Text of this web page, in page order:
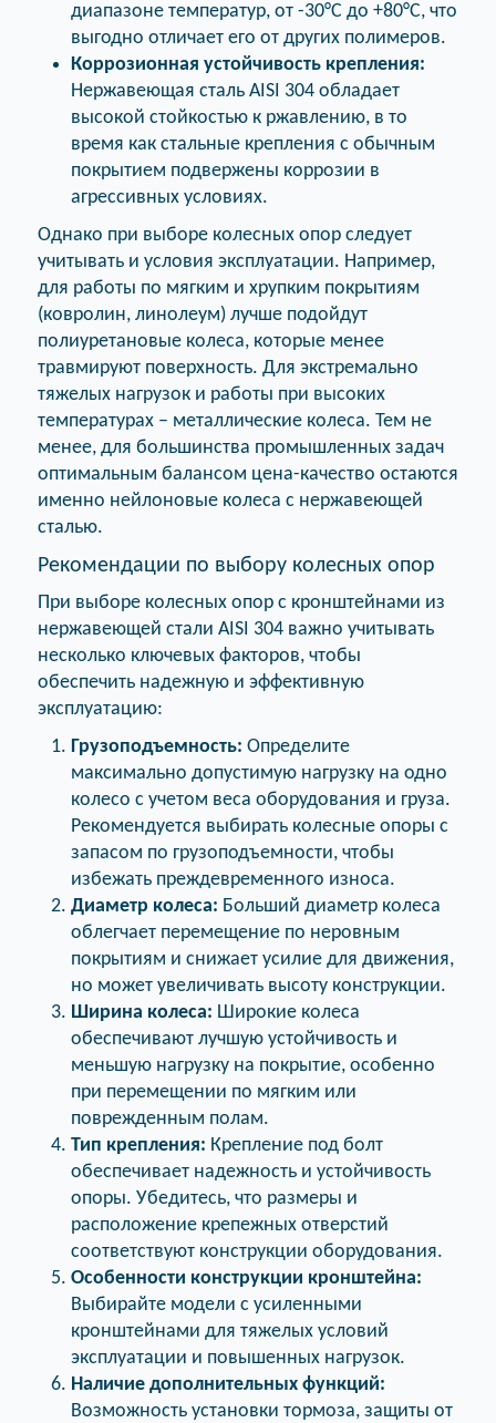
диапазоне температур, от -30°C до +80°C, что
выгодно отличает его от других полимеров.
Коррозионная устойчивость крепления:
Нержавеющая сталь AISI 304 обладает
высокой стойкостью к ржавлению, в то
время как стальные крепления с обычным
покрытием подвержены коррозии в
агрессивных условиях.
Однако при выборе колесных опор следует
учитывать и условия эксплуатации. Например,
для работы по мягким и хрупким покрытиям
(ковролин, линолеум) лучше подойдут
полиуретановые колеса, которые менее
травмируют поверхность. Для экстремально
тяжелых нагрузок и работы при высоких
температурах – металлические колеса. Тем не
менее, для большинства промышленных задач
оптимальным балансом цена-качество остаются
именно нейлоновые колеса с нержавеющей
сталью.
Рекомендации по выбору колесных опор
При выборе колесных опор с кронштейнами из
нержавеющей стали AISI 304 важно учитывать
несколько ключевых факторов, чтобы
обеспечить надежную и эффективную
эксплуатацию:
Грузоподъемность: Определите
максимально допустимую нагрузку на одно
колесо с учетом веса оборудования и груза.
Рекомендуется выбирать колесные опоры с
запасом по грузоподъемности, чтобы
избежать преждевременного износа.
Диаметр колеса: Больший диаметр колеса
облегчает перемещение по неровным
покрытиям и снижает усилие для движения,
но может увеличивать высоту конструкции.
Ширина колеса: Широкие колеса
обеспечивают лучшую устойчивость и
меньшую нагрузку на покрытие, особенно
при перемещении по мягким или
поврежденным полам.
Тип крепления: Крепление под болт
обеспечивает надежность и устойчивость
опоры. Убедитесь, что размеры и
расположение крепежных отверстий
соответствуют конструкции оборудования.
Особенности конструкции кронштейна:
Выбирайте модели с усиленными
кронштейнами для тяжелых условий
эксплуатации и повышенных нагрузок.
Наличие дополнительных функций:
Возможность установки тормоза, защиты от